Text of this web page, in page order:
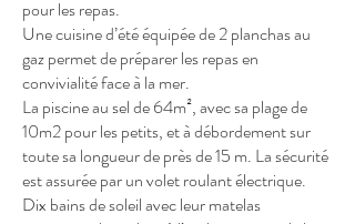
pour les repas.
Une cuisine d’été équipée de 2 planchas au
gaz permet de préparer les repas en
convivialité face à la mer.
La piscine au sel de 64m², avec sa plage de
10m2 pour les petits, et à débordement sur
toute sa longueur de près de 15 m. La sécurité
est assurée par un volet roulant électrique.
Dix bains de soleil avec leur matelas